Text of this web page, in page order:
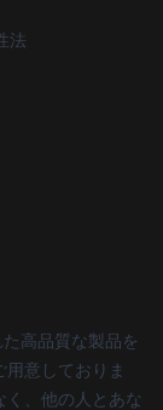
法
高品質な製品を
意しておりま
く、他の人とあな